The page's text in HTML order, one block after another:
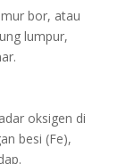
bor, atau
lumpur,
oksigen di
besi (Fe),